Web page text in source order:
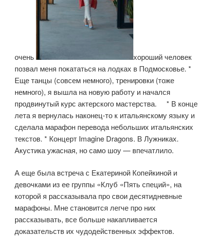
очень
хороший человек
позвал меня покататься на лодках в Подмосковье. *
Еще танцы (совсем немного), тренировки (тоже
немного), я вышла на новую работу и начался
продвинутый курс актерского мастерства. * В конце
лета я вернулась наконец-то к итальянскому языку и
сделала марафон перевода небольших итальянских
текстов. * Концерт Imagine Dragons. В Лужниках.
Акустика ужасная, но само шоу — впечатлило.
А еще была встреча с Екатериной Копейкиной и
девочками из ее группы «Клуб «Пять специй», на
которой я рассказывала про свои десятидневные
марафоны. Мне становится легче про них
рассказывать, все больше накапливается
доказательств их чудодейственных эффектов.